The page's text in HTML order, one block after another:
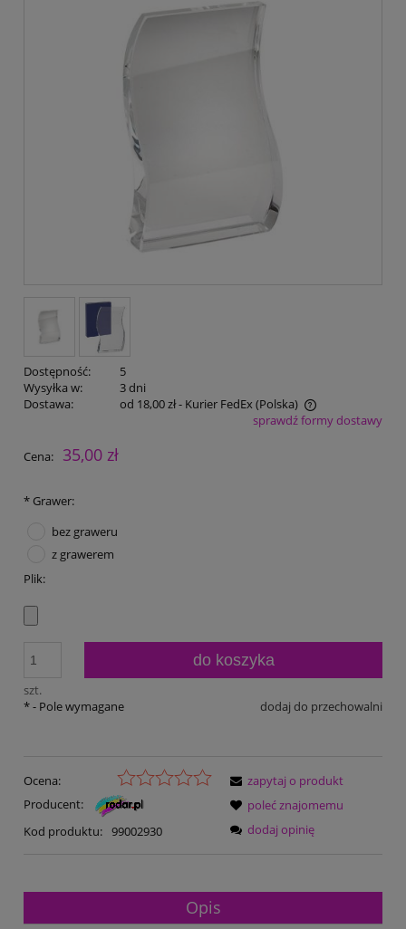
Dostępność:
5
Wysyłka w:
3 dni
Dostawa:
od 18,00 zł- Kurier FedEx(Polska)
Cena nie zawiera ewentualnych kosztów płatnościsprawdź formy dostawy
Cena: 35,00 zł
* Grawer:
bez graweru
z grawerem
Plik:
szt.
do koszyka
dodaj do przechowalni
*- Pole wymagane
Ocena:
Producent:
Kod produktu: 99002930
zapytaj o produkt
poleć znajomemu
dodaj opinię
Opis